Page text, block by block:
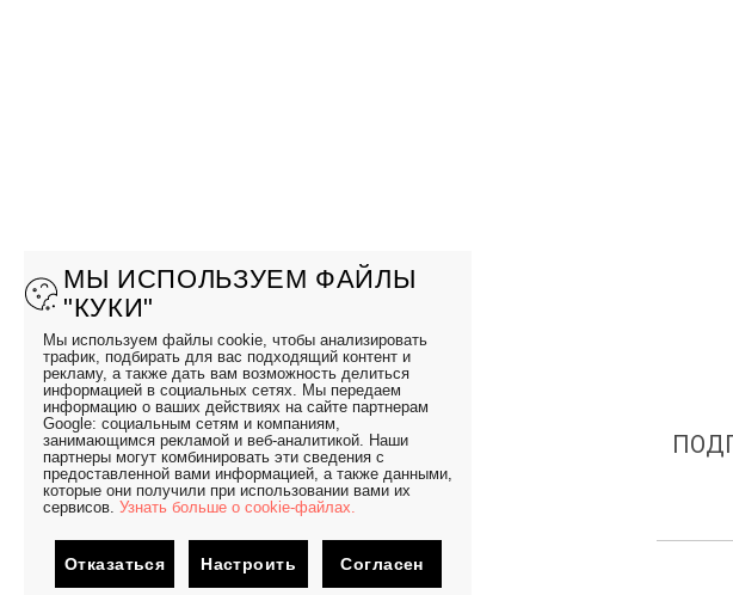
МЫ ИСПОЛЬЗУЕМ ФАЙЛЫ
"КУКИ"
Мы используем файлы cookie, чтобы анализировать
трафик, подбирать для вас подходящий контент и
рекламу, а также дать вам возможность делиться
информацией в социальных сетях. Мы передаем
информацию о ваших действиях на сайте партнерам
Google: социальным сетям и компаниям,
занимающимся рекламой и веб-аналитикой. Наши
партнеры могут комбинировать эти сведения с
предоставленной вами информацией, а также данными,
которые они получили при использовании вами их
сервисов. Узнать больше о cookie-файлах.
Отказаться Настроить Согласен